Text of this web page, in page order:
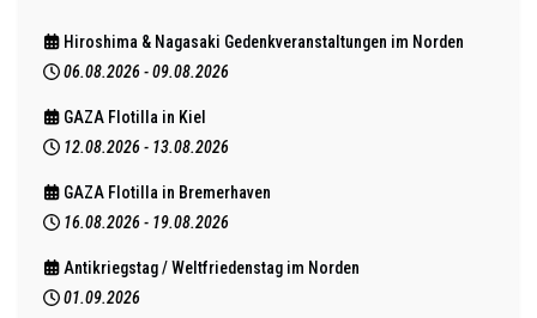
Hiroshima & Nagasaki Gedenkveranstaltungen im Norden
06.08.2026 - 09.08.2026
GAZA Flotilla in Kiel
12.08.2026 - 13.08.2026
GAZA Flotilla in Bremerhaven
16.08.2026 - 19.08.2026
Antikriegstag / Weltfriedenstag im Norden
01.09.2026